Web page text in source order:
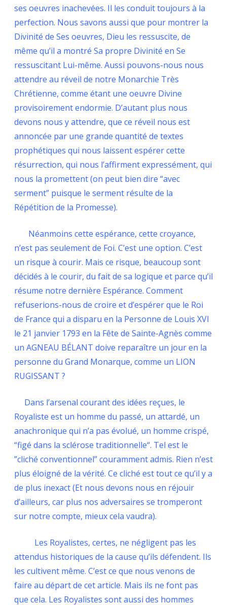
ses oeuvres inachevées. Il les conduit toujours à la
perfection. Nous savons aussi que pour montrer la
Divinité de Ses oeuvres, Dieu les ressuscite, de
même qu’il a montré Sa propre Divinité en Se
ressuscitant Lui-même. Aussi pouvons-nous nous
attendre au réveil de notre Monarchie Très
Chrétienne, comme étant une oeuvre Divine
provisoirement endormie. D’autant plus nous
devons nous y attendre, que ce réveil nous est
annoncée par une grande quantité de textes
prophétiques qui nous laissent espérer cette
résurrection, qui nous l’affirment expressément, qui
nous la promettent (on peut bien dire “avec
serment” puisque le serment résulte de la
Répétition de la Promesse).
Néanmoins cette espérance, cette croyance,
n’est pas seulement de Foi. C’est une option. C’est
un risque à courir. Mais ce risque, beaucoup sont
décidés à le courir, du fait de sa logique et parce qu’il
résume notre dernière Espérance. Comment
refuserions-nous de croire et d’espérer que le Roi
de France qui a disparu en la Personne de Louis XVI
le 21 janvier 1793 en la Fête de Sainte-Agnès comme
un AGNEAU BÉLANT doive reparaître un jour en la
personne du Grand Monarque, comme un LION
RUGISSANT ?
Dans l’arsenal courant des idées reçues, le
Royaliste est un homme du passé, un attardé, un
anachronique qui n’a pas évolué, un homme crispé,
“figé dans la sclérose traditionnelle“. Tel est le
”cliché conventionnel” couramment admis. Rien n’est
plus éloigné de la vérité. Ce cliché est tout ce qu’il y a
de plus inexact (Et nous devons nous en réjouir
d’ailleurs, car plus nos adversaires se tromperont
sur notre compte, mieux cela vaudra).
Les Royalistes, certes, ne négligent pas les
attendus historiques de la cause qu’ils défendent. Ils
les cultivent même. C’est ce que nous venons de
faire au départ de cet article. Mais ils ne font pas
que cela. Les Royalistes sont aussi des hommes